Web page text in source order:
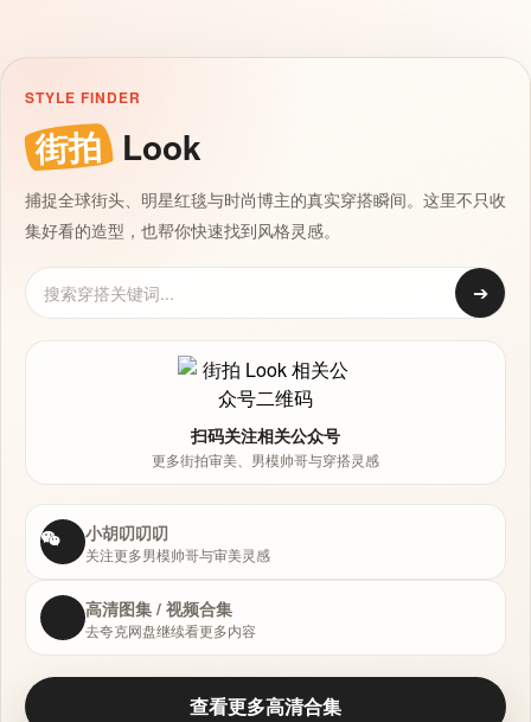
STYLE FINDER
街拍 Look
捕捉全球街头、明星红毯与时尚博主的真实穿搭瞬间。这里不只收
集好看的造型，也帮你快速找到风格灵感。
➔
扫码关注相关公众号
更多街拍审美、男模帅哥与穿搭灵感
小胡叨叨叨
关注更多男模帅哥与审美灵感
高清图集 / 视频合集
去夸克网盘继续看更多内容
查看更多高清合集